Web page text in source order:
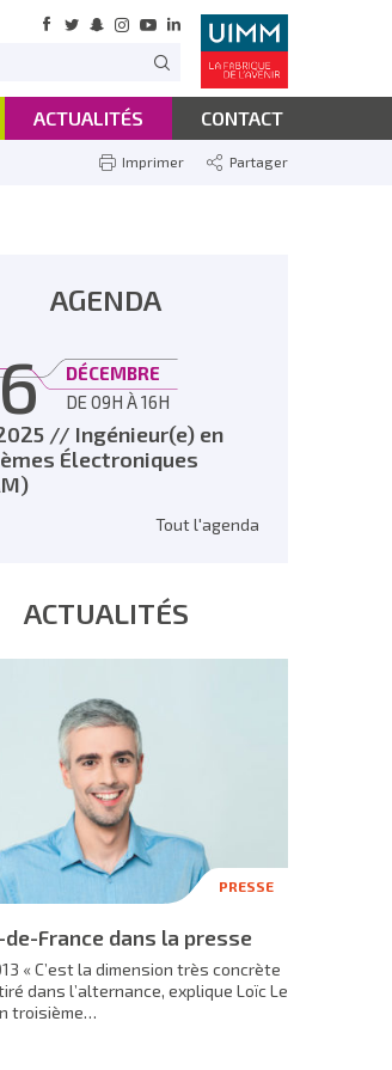
ACTUALITÉS CONTACT
Imprimer Partager
AGENDA
DÉCEMBRE
DE 09H À 16H
// Ingénieur(e) en
Électroniques
Tout l'agenda
ACTUALITÉS
PRESSE
de-France dans la presse
« C’est la dimension très concrète
dans l’alternance, explique Loïc Le
troisième…